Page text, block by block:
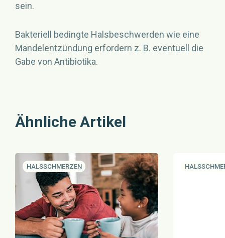
sein.
Bakteriell bedingte Halsbeschwerden wie eine
Mandelentzündung erfordern z. B. eventuell die
Gabe von Antibiotika.
Ähnliche Artikel
KATEGORIE:
HALSSCHMERZEN KATEGORIE: